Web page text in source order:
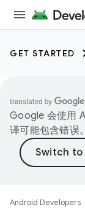
GET STARTED
Google 会使用
译可能包含错误。
Android Developers